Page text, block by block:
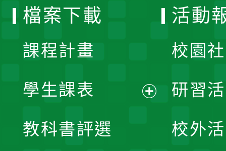
檔案下載
課程計畫
學生課表
教科書評選
活動
校園
研習
校外